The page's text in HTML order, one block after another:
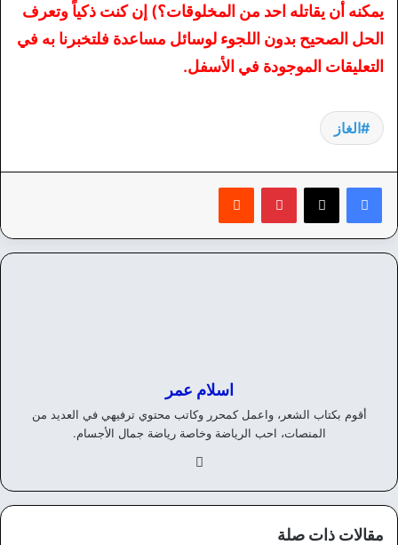
يمكنه أن يقاتله احد من المخلوقات؟) إن كنت ذكياً وتعرف
الحل الصحيح بدون اللجوء لوسائل مساعدة فلتخبرنا به في
التعليقات الموجودة في الأسفل.
الغاز
بينتيريست
اسلام عمر
أقوم بكتاب الشعر، واعمل كمحرر وكاتب محتوي ترفيهي في العديد من
المنصات، احب الرياضة وخاصة رياضة جمال الأجسام.
وك
مقالات ذات صلة